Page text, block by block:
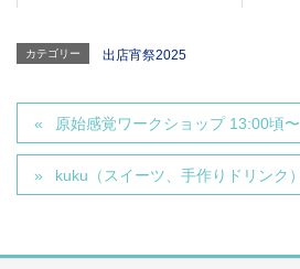
カテゴリー 出店宵祭2025
原始感覚ワークショップ 13:00頃〜
kuku（スイーツ、手作りドリンク）